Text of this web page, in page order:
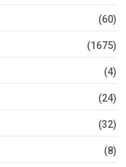
(60)
(1675)
(4)
(24)
(32)
(8)